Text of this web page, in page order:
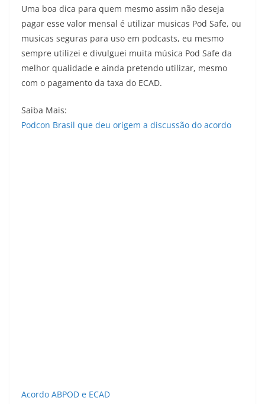
Uma boa dica para quem mesmo assim não deseja
pagar esse valor mensal é utilizar musicas Pod Safe, ou
musicas seguras para uso em podcasts, eu mesmo
sempre utilizei e divulguei muita música Pod Safe da
melhor qualidade e ainda pretendo utilizar, mesmo
com o pagamento da taxa do ECAD.
Saiba Mais:
Podcon Brasil que deu origem a discussão do acordo
Acordo ABPOD e ECAD